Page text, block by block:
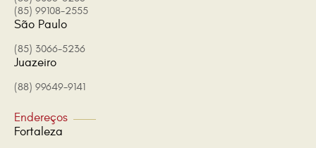
(85) 99108-2555
São Paulo
(85) 3066-5236
Juazeiro
(88) 99649-9141
Endereços
Fortaleza